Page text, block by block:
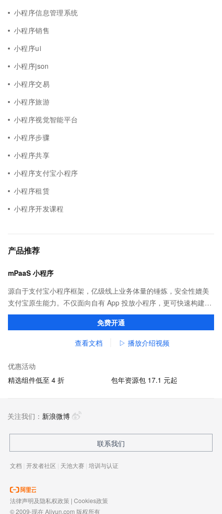
小程序信息管理系统
小程序销售
小程序ui
小程序json
小程序交易
小程序旅游
小程序视觉智能平台
小程序步骤
小程序共享
小程序支付宝小程序
小程序租赁
小程序开发课程
产品推荐
mPaaS 小程序
源自于支付宝小程序框架，亿级线上业务体量的锤炼，安全性媲美
支付宝原生能力。不仅面向自有 App 投放小程序，更可快速构建打
包，覆盖支付宝、淘宝、钉钉等应用。
免费开通
查看文档 ▷ 播放介绍视频
优惠活动
精选组件低至 4 折
包年资源包 17.1 元起
关注我们： 新浪微博
联系我们
文档 | 开发者社区 | 天池大赛 | 培训与认证
法律声明及隐私权政策 | Cookies政策
© 2009-现在 Aliyun.com 版权所有